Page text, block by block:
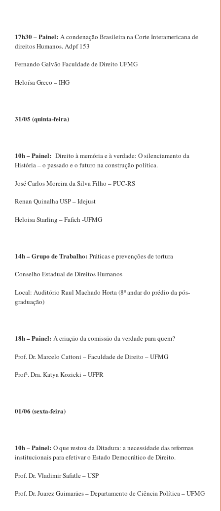
17h30 – Painel: A condenação Brasileira na Corte Interamericana de
direitos Humanos. Adpf 153
Fernando Galvão Faculdade de Direito UFMG
Heloísa Greco – IHG
31/05 (quinta-feira)
10h – Painel: Direito à memória e à verdade: O silenciamento da
História – o passado e o futuro na construção política.
José Carlos Moreira da Silva Filho – PUC-RS
Renan Quinalha USP – Idejust
Heloisa Starling – Fafich -UFMG
14h – Grupo de Trabalho: Práticas e prevenções de tortura
Conselho Estadual de Direitos Humanos
Local: Auditório Raul Machado Horta (8º andar do prédio da pós-
graduação)
18h – Painel: A criação da comissão da verdade para quem?
Prof. Dr. Marcelo Cattoni – Faculdade de Direito – UFMG
Profª. Dra. Katya Kozicki – UFPR
01/06 (sexta-feira)
10h – Painel: O que restou da Ditadura: a necessidade das reformas
institucionais para efetivar o Estado Democrático de Direito.
Prof. Dr. Vladimir Safatle – USP
Prof. Dr. Juarez Guimarães – Departamento de Ciência Política – UFMG